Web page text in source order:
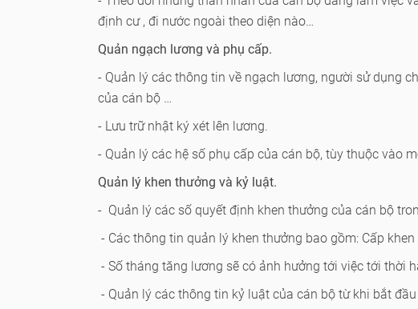
định cư , đi nước ngoài theo diện nào…
Quản ngạch lương và phụ cấp.
- Quản lý các thông tin về ngạch lương, người sử dụng
của cán bộ …
- Lưu trữ nhật ký xét lên lương.
- Quản lý các hệ số phụ cấp của cán bộ, tùy thuộc vào
Quản lý khen thưởng và kỷ luật.
- Quản lý các số quyết định khen thưởng của cán bộ
- Các thông tin quản lý khen thưởng bao gồm: Cấp
- Số tháng tăng lương sẽ có ảnh hưởng tới việc tới thời
- Quản lý các thông tin kỷ luật của cán bộ từ khi bắt